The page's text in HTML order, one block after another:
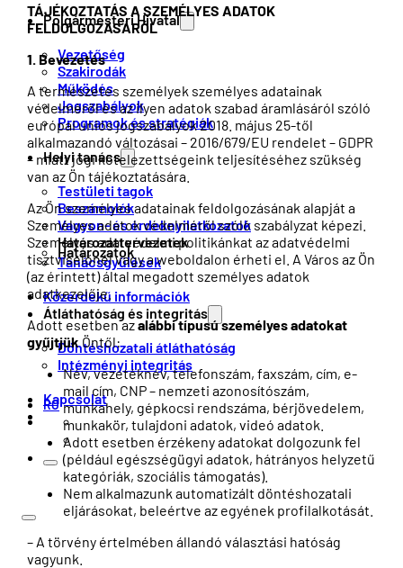
Polgármesteri Hivatal
Vezetőség
Szakirodák
Működés
Jogszabályok
Programok és stratégiák
Helyi tanács
Testületi tagok
Beszámolók
Vagyon- és érdeknyilatkozatok
Határozattervezetek
Határozatok
Tanácsgyűlések
Közérdekű információk
Átláthatóság és integritás
Döntéshozatali átláthatóság
Intézményi integritás
Kapcsolat
RO
TÁJÉKOZTATÁS A SZEMÉLYES ADATOK
FELDOLGOZÁSÁRÓL
1. Bevezetés
A természetes személyek személyes adatainak
védelméről és az ilyen adatok szabad áramlásáról szóló
európai uniós jogszabályok 2018. május 25-től
alkalmazandó változásai – 2016/679/EU rendelet – GDPR
– miatt jogi kötelezettségeink teljesítéséhez szükség
van az Ön tájékoztatására.
Az Ön személyes adatainak feldolgozásának alapját a
Személyes adatok védelméről szóló szabályzat képezi.
Személyes adatvédelmi politikánkat az adatvédelmi
tisztviselőnél vagy a weboldalon érheti el. A Város az Ön
(az érintett) által megadott személyes adatok
adatkezelője.
Adott esetben azalábbi típusú személyes adatokat
gyűjtjükÖntől:
Név, vezetéknév, telefonszám, faxszám, cím, e-
mail cím, CNP – nemzeti azonosítószám,
munkahely, gépkocsi rendszáma, bérjövedelem,
munkakör, tulajdoni adatok, videó adatok.
Adott esetben érzékeny adatokat dolgozunk fel
(például egészségügyi adatok, hátrányos helyzetű
kategóriák, szociális támogatás).
Nem alkalmazunk automatizált döntéshozatali
eljárásokat, beleértve az egyének profilalkotását.
– A törvény értelmében állandó választási hatóság
vagyunk.